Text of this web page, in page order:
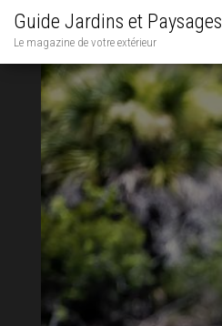
Guide Jardins et Paysages
Le magazine de votre extérieur